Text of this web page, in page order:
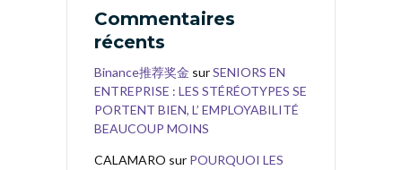
Commentaires
récents
Binance推荐奖金 surSENIORS EN
ENTREPRISE : LES STÉRÉOTYPES SE
PORTENT BIEN, L’ EMPLOYABILITÉ
BEAUCOUP MOINS
CALAMARO sur POURQUOI LES